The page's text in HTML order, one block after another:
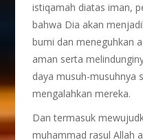
istiqamah diatas iman,
bahwa Dia akan
bumi dan meneguhkan
aman serta
daya musuh-musuhnya
mengalahkan mereka.
Dan termasuk
muhammad rasul Allah